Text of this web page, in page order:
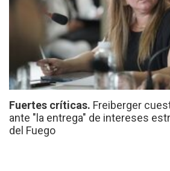
Fuertes críticas. Freiberger
ante "la entrega" de intereses
del Fuego